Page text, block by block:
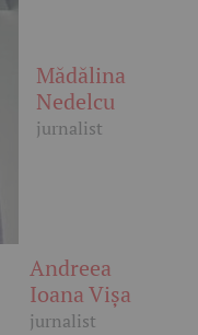
Mădălina
Nedelcu
jurnalist
Andreea
Ioana Vișa
jurnalist